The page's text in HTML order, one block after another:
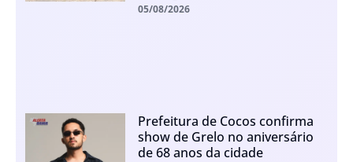
05/08/2026
Prefeitura de Cocos confirma
show de Grelo no aniversário
de 68 anos da cidade